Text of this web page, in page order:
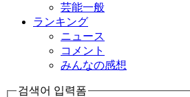
芸能一般
ランキング
ニュース
コメント
みんなの感想
검색어 입력폼